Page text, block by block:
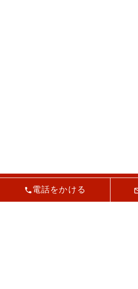
電話をかける